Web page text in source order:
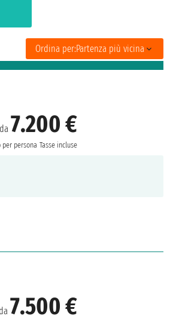
Ordina per:Partenza più vicina
da 7.200 €
per persona Tasse incluse
7.500 €